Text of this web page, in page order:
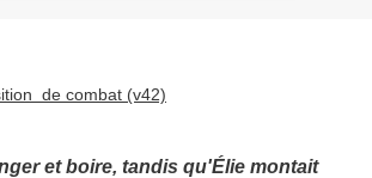
de combat (v42)
et boire, tandis qu'Élie montait